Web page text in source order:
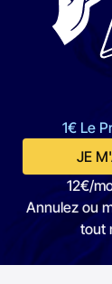
1€ Le
JE
12€/
Annulez ou
tout